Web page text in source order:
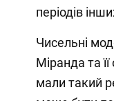
періодів
Чисельні
Міранда та її
мали такий